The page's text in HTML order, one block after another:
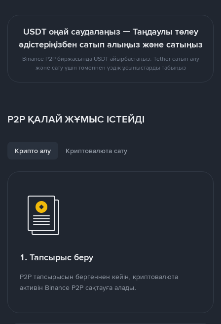
USDT оңай саудалаңыз — Таңдаулы төлеу
әдістеріңізбен сатып алыңыз және сатыңыз
Binance P2P биржасында USDT айырбастаңыз. Tether сатып алу
және сату үшін төменнен үздік ұсыныстарды табыңыз
P2P ҚАЛАЙ ЖҰМЫС ІСТЕЙДІ
Крипто алу Криптовалюта сату
1. Тапсырыс беру
P2P тапсырысын бергеннен кейін, криптовалюта
активін Binance P2P сақтауға алады.